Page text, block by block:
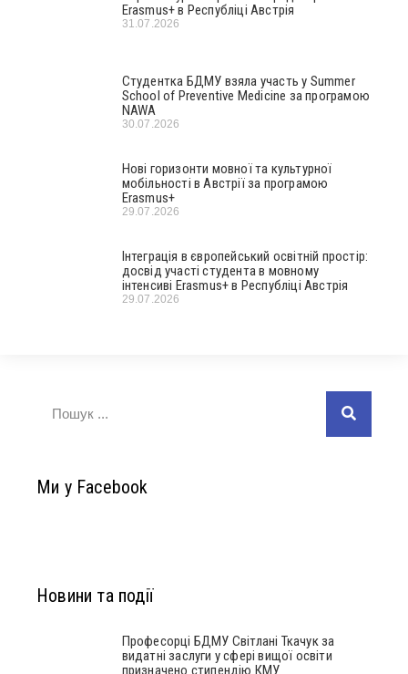
Erasmus+ в Республіці Австрія
31.07.2026
Студентка БДМУ взяла участь у Summer
School of Preventive Medicine за програмою
NAWA
30.07.2026
Нові горизонти мовної та культурної
мобільності в Австрії за програмою
Erasmus+
29.07.2026
Інтеграція в європейський освітній простір:
досвід участі студента в мовному
інтенсиві Erasmus+ в Республіці Австрія
29.07.2026
Ми у Facebook
Новини та події
Професорці БДМУ Світлані Ткачук за
видатні заслуги у сфері вищої освіти
призначено стипендію КМУ